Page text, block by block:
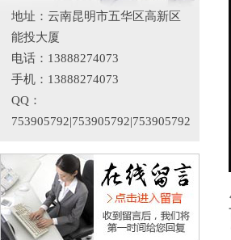
地址：云南昆明市五华区高新区
能投大厦
电话：13888274073
手机：13888274073
QQ：
753905792|753905792|753905792